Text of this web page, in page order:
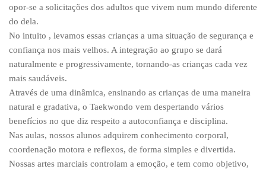
opor-se a solicitações dos adultos que vivem num mundo diferente
do dela.
No intuito , levamos essas crianças a uma situação de segurança e
confiança nos mais velhos. A integração ao grupo se dará
naturalmente e progressivamente, tornando-as crianças cada vez
mais saudáveis.
Através de uma dinâmica, ensinando as crianças de uma maneira
natural e gradativa, o Taekwondo vem despertando vários
benefícios no que diz respeito a autoconfiança e disciplina.
Nas aulas, nossos alunos adquirem conhecimento corporal,
coordenação motora e reflexos, de forma simples e divertida.
Nossas artes marciais controlam a emoção, e tem como objetivo,